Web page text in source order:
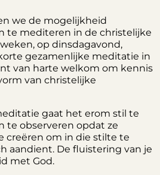
we de mogelijkheid
te mediteren in de christelijke
op dinsdagavond,
gezamenlijke meditatie in
van harte welkom om kennis
van christelijke
gaat het erom stil te
te observeren opdat ze
creëren om in die stilte te
aandient. De fluistering van je
met God.